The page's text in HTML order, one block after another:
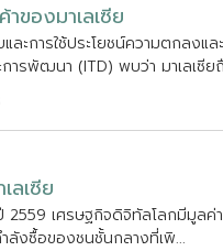
คาของมาเลเซย
และการใชประโยชนความตกลงและ
การพฒนา (ITD) พบวา มาเลเซยถ
เลเซย
2559 เศรษฐกจดจทลโลกมมลคา
ลงซอของชนชนกลางทเพ...